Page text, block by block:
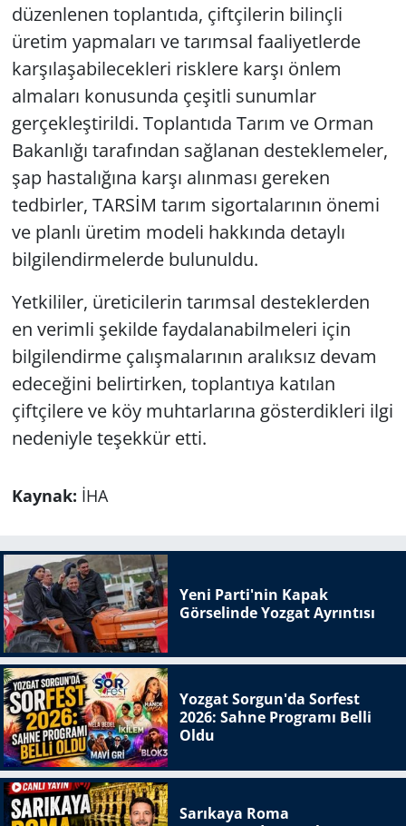
düzenlenen toplantıda, çiftçilerin bilinçli
üretim yapmaları ve tarımsal faaliyetlerde
karşılaşabilecekleri risklere karşı önlem
almaları konusunda çeşitli sunumlar
gerçekleştirildi. Toplantıda Tarım ve Orman
Bakanlığı tarafından sağlanan desteklemeler,
şap hastalığına karşı alınması gereken
tedbirler, TARSİM tarım sigortalarının önemi
ve planlı üretim modeli hakkında detaylı
bilgilendirmelerde bulunuldu.
Yetkililer, üreticilerin tarımsal desteklerden
en verimli şekilde faydalanabilmeleri için
bilgilendirme çalışmalarının aralıksız devam
edeceğini belirtirken, toplantıya katılan
çiftçilere ve köy muhtarlarına gösterdikleri ilgi
nedeniyle teşekkür etti.
Kaynak: İHA
Yeni Parti'nin Kapak
Görselinde Yozgat Ayrıntısı
Yozgat Sorgun'da Sorfest
2026: Sahne Programı Belli
Oldu
Sarıkaya Roma